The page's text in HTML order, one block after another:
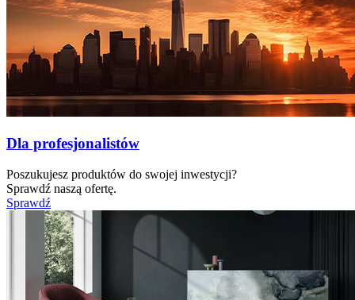
Dla profesjonalistów
Poszukujesz produktów do swojej inwestycji?
Sprawdź naszą ofertę.
Sprawdź